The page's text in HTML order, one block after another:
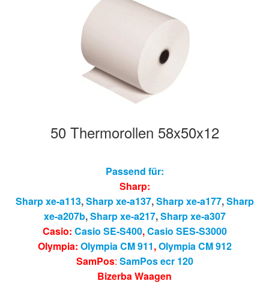
50 Thermorollen 58x50x12
Passend für:
Sharp:
Sharp xe-a113,Sharp xe-a137,Sharp xe-a177,Sharp
xe-a207b,Sharp xe-a217,Sharp xe-a307
Casio: Casio SE-S400,Casio SES-S3000
Olympia: Olympia CM 911,Olympia CM 912
SamPos: SamPos ecr 120
Bizerba Waagen